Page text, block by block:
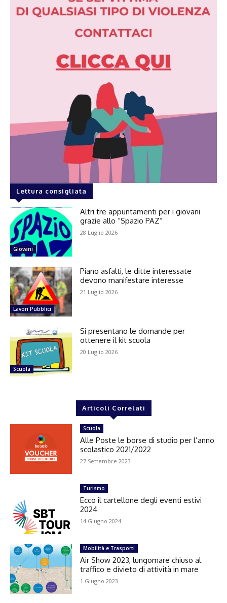
Lettura consigliata
Giovani
Altri tre appuntamenti per i giovani
grazie allo “Spazio PAZ”
28 Luglio 2026
Lavori Pubblici
Piano asfalti, le ditte interessate
devono manifestare interesse
21 Luglio 2026
Scuola
Si presentano le domande per
ottenere il kit scuola
20 Luglio 2026
Articoli Correlati
Scuola
Alle Poste le borse di studio per l’anno
scolastico 2021/2022
27 Settembre 2023
Turismo
Ecco il cartellone degli eventi estivi
2024
14 Giugno 2024
Mobilità e Trasporti
Air Show 2023, lungomare chiuso al
traffico e divieto di attività in mare
1 Giugno 2023